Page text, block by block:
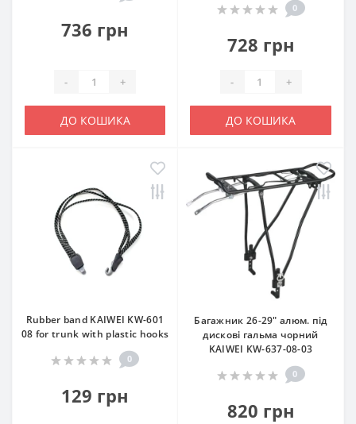
736 грн
- +
ДО КОШИКА
0
728 грн
- +
ДО КОШИКА
Rubber band KAIWEI KW-601
08 for trunk with plastic hooks
0
129 грн
Багажник 26-29" алюм. під
дискові гальма чорний
KAIWEI KW-637-08-03
0
820 грн